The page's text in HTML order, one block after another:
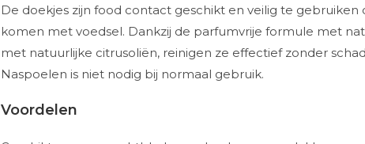
De doekjes zijn food contact geschikt en veilig te
komen met voedsel. Dankzij de parfumvrije formule met
met natuurlijke citrusoliën, reinigen ze effectief zonder
Naspoelen is niet nodig bij normaal gebruik.
Voordelen